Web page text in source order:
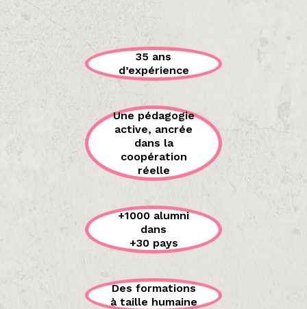
35 ans
d’expérience
Une pédagogie
active, ancrée
dans la
coopération
réelle
+1000 alumni
dans
+30 pays
Des formations
à taille humaine